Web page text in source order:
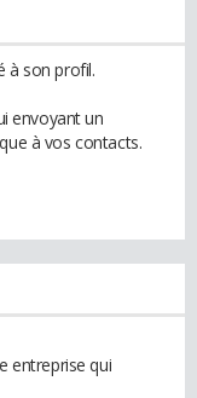
à son profil.
envoyant un
à vos contacts.
entreprise qui